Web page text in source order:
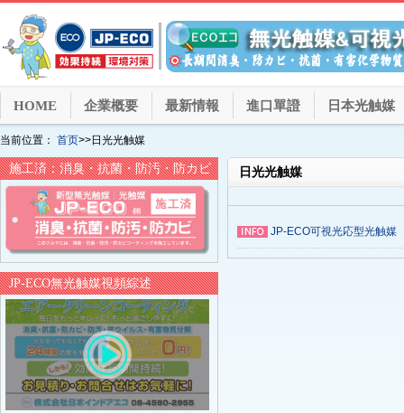
HOME 企業概要 最新情報 進口單證 日本光触媒
当前位置： 首页>>日光光触媒
日光光触媒
JP-ECO可視光応型光触媒
施工済：消臭・抗菌・防汚・防カビ
JP-ECO無光触媒視頻綜述